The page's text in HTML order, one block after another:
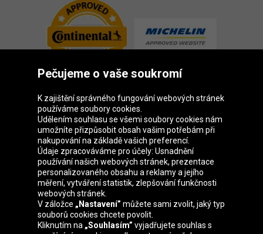
Skupina Oponeo
Belgique Deutschland Éire España
France Italia Magyarország Nederland
Pečujeme o vaše soukromí
K zajištění správného fungování webových stránek
používáme soubory cookies.
Udělením souhlasu se všemi soubory cookies nám
umožníte přizpůsobit obsah vašim potřebám při
nakupování na základě vašich preferencí.
Údaje zpracováváme pro účely: Usnadnění
používání našich webových stránek, prezentace
personalizovaného obsahu a reklamy a jejího
měření, vytváření statistik, zlepšování funkčnosti
webových stránek.
V záložce „Nastavení” můžete sami zvolit, jaký typ
souborů cookies chcete povolit.
Kliknutím na „Souhlasím” vyjadřujete souhlas s